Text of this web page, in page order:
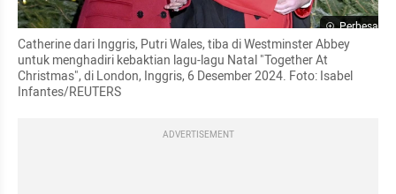
Perbesar
Catherine dari Inggris, Putri Wales, tiba di Westminster Abbey
untuk menghadiri kebaktian lagu-lagu Natal "Together At
Christmas", di London, Inggris, 6 Desember 2024. Foto: Isabel
Infantes/REUTERS
ADVERTISEMENT